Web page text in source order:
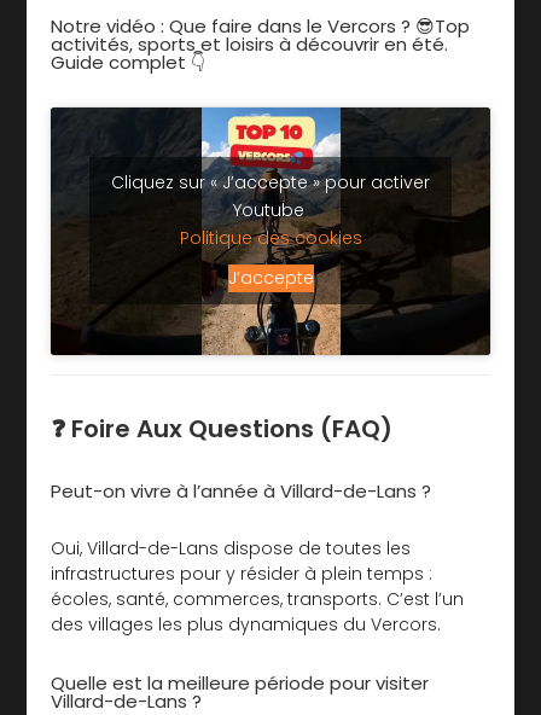
Notre vidéo : Que faire dans le Vercors ? 😎Top
activités, sports et loisirs à découvrir en été.
Guide complet 👇
Cliquez sur « J’accepte » pour activer
Youtube
Politique des cookies
J’accepte
❓ Foire Aux Questions (FAQ)
Peut-on vivre à l’année à Villard-de-Lans ?
Oui, Villard-de-Lans dispose de toutes les
infrastructures pour y résider à plein temps :
écoles, santé, commerces, transports. C’est l’un
des villages les plus dynamiques du Vercors.
Quelle est la meilleure période pour visiter
Villard-de-Lans ?